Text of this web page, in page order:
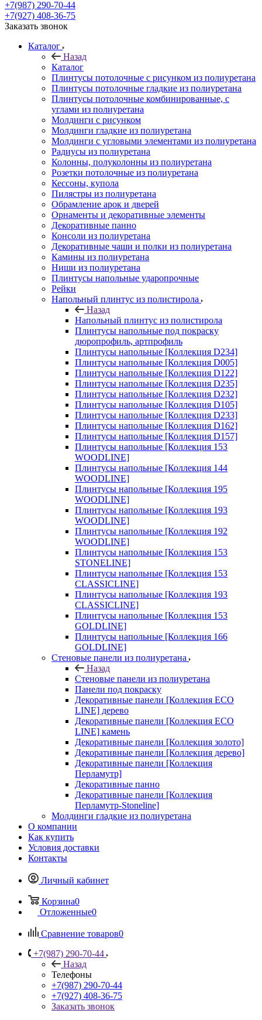
+7(987) 290-70-44
+7(927) 408-36-75
Заказать звонок
Каталог
Назад
Каталог
Плинтусы потолочные с рисунком из полиуретана
Плинтусы потолочные гладкие из полиуретана
Плинтусы потолочные комбинированные, с
углами из полиуретана
Молдинги c рисунком
Молдинги гладкие из полиуретана
Молдинги с угловыми элементами из полиуретана
Радиусы из полиуретана
Колонны, полуколонны из полиуретана
Розетки потолочные из полиуретана
Кессоны, купола
Пилястры из полиуретана
Обрамление арок и дверей
Орнаменты и декоративные элементы
Декоративные панно
Консоли из полиуретана
Декоративные чаши и полки из полиуретана
Камины из полиуретана
Ниши из полиуретана
Плинтусы напольные ударопрочные
Рейки
Напольный плинтус из полистирола
Назад
Напольный плинтус из полистирола
Плинтусы напольные под покраску
дюропрофиль, артпрофиль
Плинтусы напольные [Коллекция D234]
Плинтусы напольные [Коллекция D005]
Плинтусы напольные [Коллекция D122]
Плинтусы напольные [Коллекция D235]
Плинтусы напольные [Коллекция D232]
Плинтусы напольные [Коллекция D105]
Плинтусы напольные [Коллекция D233]
Плинтусы напольные [Коллекция D162]
Плинтусы напольные [Коллекция D157]
Плинтусы напольные [Коллекция 153
WOODLINE]
Плинтусы напольные [Коллекция 144
WOODLINE]
Плинтусы напольные [Коллекция 195
WOODLINE]
Плинтусы напольные [Коллекция 193
WOODLINE]
Плинтусы напольные [Коллекция 192
WOODLINE]
Плинтусы напольные [Коллекция 153
STONELINE]
Плинтусы напольные [Коллекция 153
CLASSICLINE]
Плинтусы напольные [Коллекция 193
CLASSICLINE]
Плинтусы напольные [Коллекция 153
GOLDLINE]
Плинтусы напольные [Коллекция 166
GOLDLINE]
Стеновые панели из полиуретана
Назад
Стеновые панели из полиуретана
Панели под покраску
Декоративные панели [Коллекция ECO
LINE] дерево
Декоративные панели [Коллекция ECO
LINE] камень
Декоративные панели [Коллекция золото]
Декоративные панели [Коллекция дерево]
Декоративные панели [Коллекция
Перламутр]
Декоративные панно
Декоративные панели [Коллекция
Перламутр-Stoneline]
Молдинги гладкие из полиуретана
О компании
Как купить
Условия доставки
Контакты
Личный кабинет
Корзина0
Отложенные0
Сравнение товаров0
+7(987) 290-70-44
Назад
Телефоны
+7(987) 290-70-44
+7(927) 408-36-75
Заказать звонок